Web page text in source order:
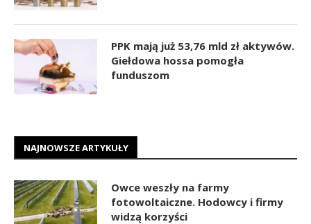
PPK mają już 53,76 mld zł aktywów.
Giełdowa hossa pomogła
funduszom
NAJNOWSZE ARTYKUŁY
Owce weszły na farmy
fotowoltaiczne. Hodowcy i firmy
widzą korzyści